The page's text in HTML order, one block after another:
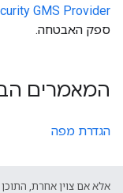
GMS Provider
ספק האבטחה.
המאמרים
הגדרת מפה
אלא אם צוין אחרת, התוכן